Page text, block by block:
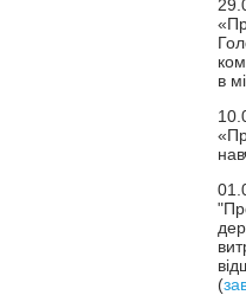
в
(